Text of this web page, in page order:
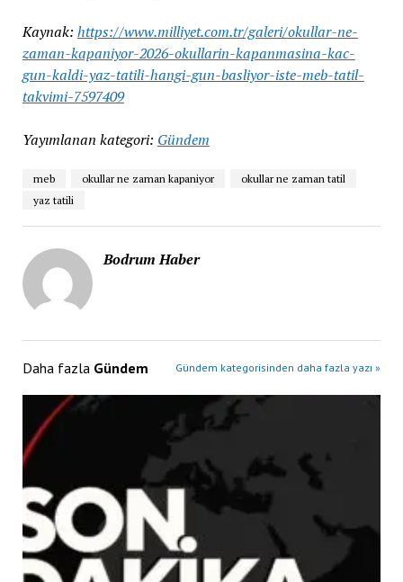
Kaynak: https://www.milliyet.com.tr/galeri/okullar-ne-
zaman-kapaniyor-2026-okullarin-kapanmasina-kac-
gun-kaldi-yaz-tatili-hangi-gun-basliyor-iste-meb-tatil-
takvimi-7597409
Yayımlanan kategori: Gündem
meb okullar ne zaman kapaniyor
okullar ne zaman tatil
yaz tatili
Bodrum Haber
Daha fazla Gündem Gündem kategorisinden daha fazla yazı »